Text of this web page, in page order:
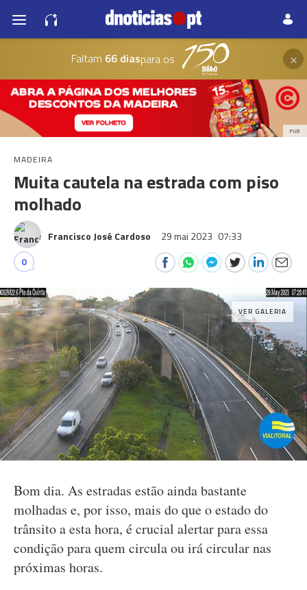
Faltam 66 diaspara os ×
PUB
MADEIRA
Muita cautela na estrada com piso
molhado
Francisco José Cardoso 29 mai 2023 07:33
0
VER GALERIA
Bom dia. As estradas estão ainda bastante
molhadas e, por isso, mais do que o estado do
trânsito a esta hora, é crucial alertar para essa
condição para quem circula ou irá circular nas
próximas horas.